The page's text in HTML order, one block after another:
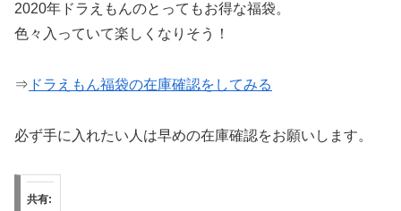
2020年ドラえもんのとってもお得な福袋。
色々入っていて楽しくなりそう！
⇒ ドラえもん福袋の在庫確認をしてみる
必ず手に入れたい人は早めの在庫確認をお願いします。
共有: